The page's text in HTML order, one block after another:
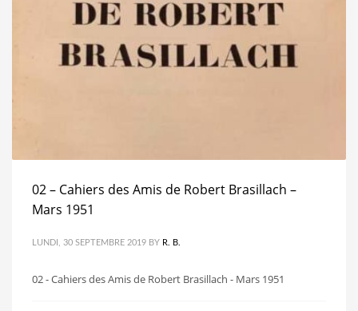
02 – Cahiers des Amis de Robert Brasillach –
Mars 1951
LUNDI, 30 SEPTEMBRE 2019 BY R. B.
02 - Cahiers des Amis de Robert Brasillach - Mars 1951